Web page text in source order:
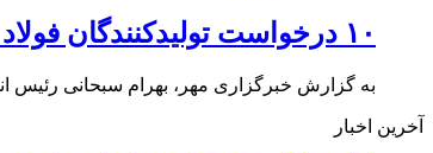
۱۰ درخواست تولیدکنندگان فولاد از وزیر صمت در شرایط جنگی
به گزارش خبرگزاری مهر، بهرام سبحانی رئیس
آخرین اخبار